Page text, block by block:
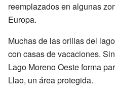
reemplazados en algunas
Europa.
Muchas de las orillas del
con casas de vacaciones.
Lago Moreno Oeste forma
Llao, un área protegida.